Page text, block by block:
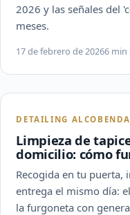
2026 y las señales del
meses.
17 de febrero de 20266 min
DETAILING
Limpieza de
domicilio: cómo
Recogida en tu puerta,
entrega el mismo día:
la furgoneta con